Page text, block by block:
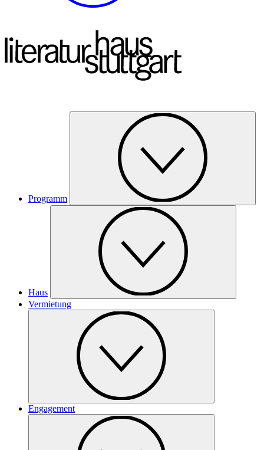
Programm
Haus
Vermietung
Engagement